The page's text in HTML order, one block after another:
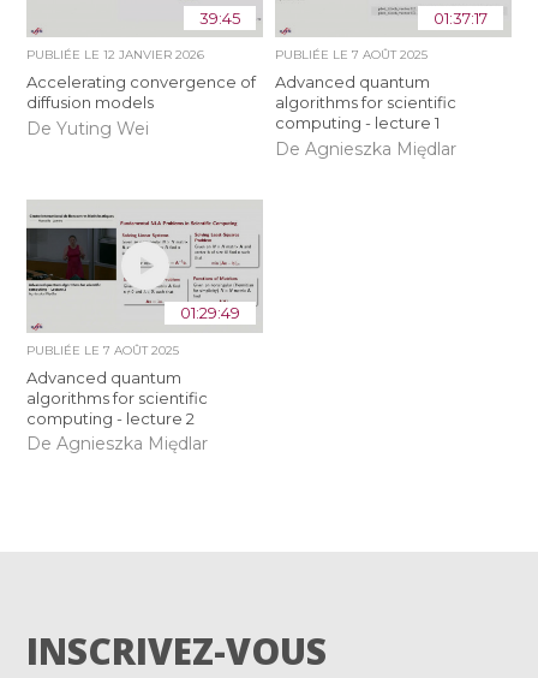
39:45
PUBLIÉE LE12 JANVIER 2026
Accelerating convergence of
diffusion models
De Yuting Wei
01:37:17
PUBLIÉE LE 7 AOÛT 2025
Advanced quantum
algorithms for scientific
computing - lecture 1
De Agnieszka Międlar
01:29:49
PUBLIÉE LE7 AOÛT 2025
Advanced quantum
algorithms for scientific
computing - lecture 2
De Agnieszka Międlar
INSCRIVEZ-VOUS